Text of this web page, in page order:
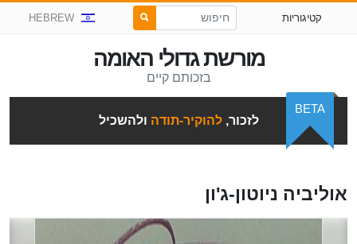
קטיגוריות HEBREW
מורשת גדולי האומה
בזכותם קיים
לזכור,להוקיר-תודה ולהשכיל
BETA
אוליביה ניוטון-ג'ון